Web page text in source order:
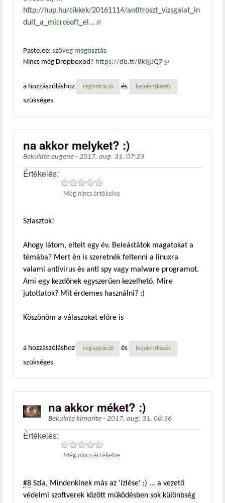
http://hup.hu/cikkek/20161114/antitroszt_vizsgalat_in
dult_a_microsoft_el...(külső hivatkozás)
Paste.ee: szöveg megosztás
Nincs még Dropboxod? https://db.tt/8kIjjJQ7 (külső
a hozzászóláshoz
regisztráció és bejelentkezés
szükséges
na akkor melyket? :)
Beküldte eugene - 2017. aug. 31. 07:23
Értékelés:
Még nincs értékelve
Sziasztok!
Ahogy látom, eltelt egy év. Beleástátok magatokat a
témába? Mert én is szeretnék feltenni a linuxra
valami antivirus és anti spy vagy malware programot.
Ami egy kezdőnek egyszerűen kezelhető. Mire
jutottatok? Mit érdemes használni? :)
Köszönöm a válaszokat előre is
a hozzászóláshoz regisztráció és bejelentkezés
szükséges
na akkor méket? :)
Beküldte kimarite - 2017. aug. 31. 08:36
Értékelés:
Még nincs értékelve
#8 Szia, Mindenkinek más az 'ízlése' ;) ... a vezető
védelmi szoftverek között működésben sok különbség